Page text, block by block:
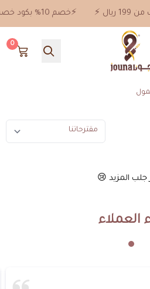
⚡️خصم 10% بكود خصم jn10 علي جميع المنتجات ماعدا خصومات 50%⚡️ توصيل مجاني للطلبات من 199 ريال ⚡️
جونا
0
جلب المزيد 😢
العملاء